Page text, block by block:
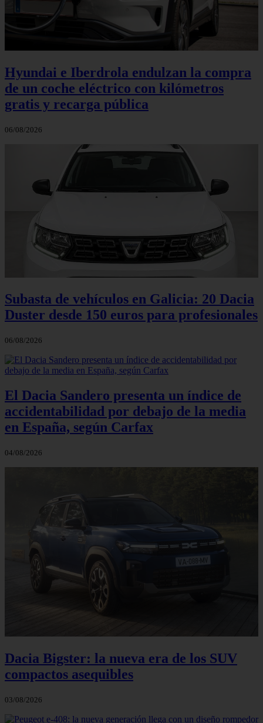
Hyundai e Iberdrola endulzan la compra
de un coche eléctrico con kilómetros
gratis y recarga pública
06/08/2026
Subasta de vehículos en Galicia: 20 Dacia
Duster desde 150 euros para profesionales
06/08/2026
El Dacia Sandero presenta un índice de
accidentabilidad por debajo de la media
en España, según Carfax
04/08/2026
Dacia Bigster: la nueva era de los SUV
compactos asequibles
03/08/2026